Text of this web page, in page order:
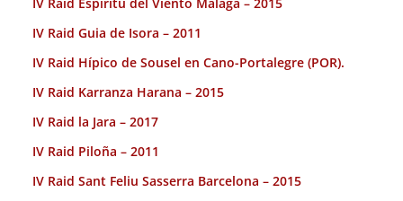
IV Raid Espiritu del Viento Malaga – 2015
IV Raid Guia de Isora – 2011
IV Raid Hípico de Sousel en Cano-Portalegre (POR).
IV Raid Karranza Harana – 2015
IV Raid la Jara – 2017
IV Raid Piloña – 2011
IV Raid Sant Feliu Sasserra Barcelona – 2015